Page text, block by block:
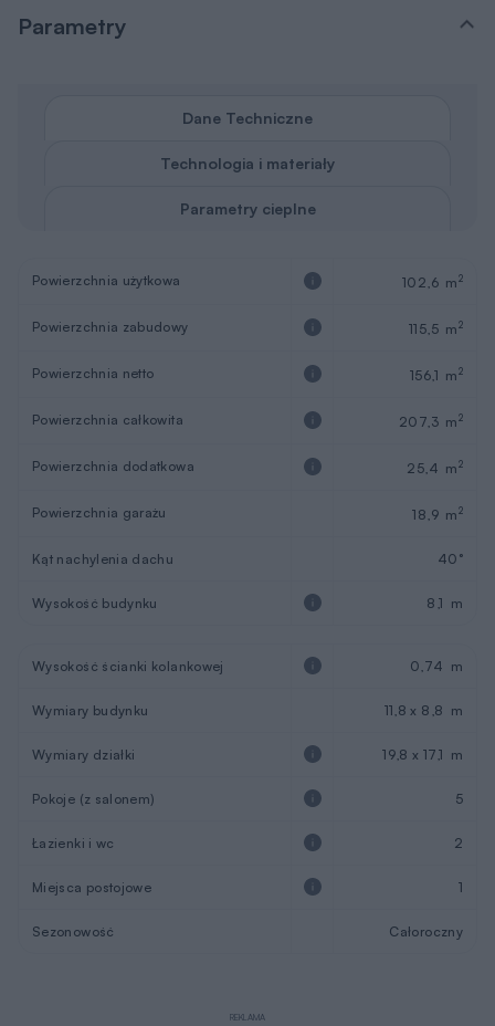
Parametry
Dane Techniczne
Technologia i materiały
Parametry cieplne
Powierzchnia użytkowa 102,6 m2
Powierzchnia zabudowy 115,5 m2
Powierzchnia netto 156,1 m2
Powierzchnia całkowita 207,3 m2
Powierzchnia dodatkowa 25,4 m2
Powierzchnia garażu 18,9 m2
Kąt nachylenia dachu 40°
Wysokość budynku 8,1 m
Wysokość ścianki kolankowej 0,74 m
Wymiary budynku 11,8 x 8,8 m
Wymiary działki 19,8 x 17,1 m
Pokoje (z salonem) 5
Łazienki i wc 2
Miejsca postojowe 1
Sezonowość Całoroczny
REKLAMA